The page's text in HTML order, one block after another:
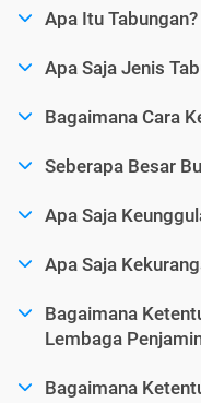
Apa Itu Tabungan?
Apa Saja Jenis
Bagaimana Cara
Seberapa Besar
Apa Saja
Apa Saja
Bagaimana
Lembaga
Bagaimana